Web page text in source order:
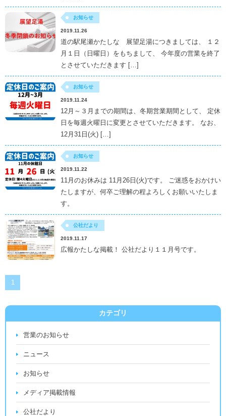
お知らせ
2019.11.26
道の駅尾瀬かたしな 展望足湯につきましては、 １２
月１日（日曜日）をもちまして、 今年度の営業を終了
とさせていただきます […]
お知らせ
2019.11.24
12月～３月までの期間は、冬期営業期間として、 定休
日を毎週火曜日に変更とさせていただきます。 なお、
12月31日(火) […]
お知らせ
2019.11.22
11月のお休みは 11月26日(火)です。 ご迷惑をおかけい
たしますが、何卒ご理解の程よろしくお願いいたしま
す。
公社だより
2019.11.17
広報かたしな掲載！ 公社だより１１月号です。
1
カテゴリ
営業のお知らせ
ニュース
お知らせ
メディア掲載情報
公社だより